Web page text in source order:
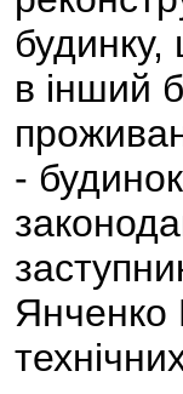
в інший
-
Янченко